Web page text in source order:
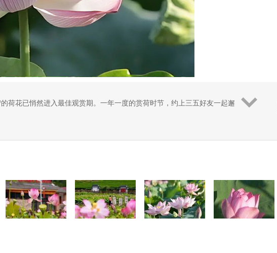
荷花已悄然进入最佳观赏期。一年一度的赏荷时节，约上三五好友一起邂